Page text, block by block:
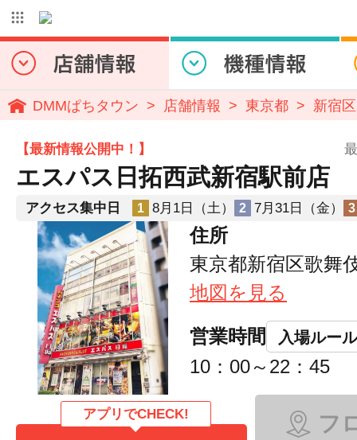
DMMぱちタウン 店舗情報 東京都 新宿区
【最新情報公開中！】
エスパス日拓西武新宿駅前店
アクセス集中日 1 8月1日（土） 2 7月31日（金） 3
住所
東京都新宿区歌舞
地図を見る
営業時間 入場ルール
10：00～22：45
アプリでCHECK! フ